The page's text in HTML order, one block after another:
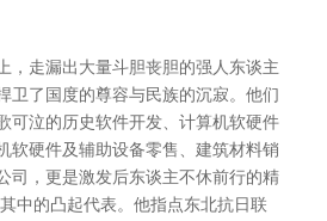
，走漏出大量斗胆丧胆的强人东谈主
卫了国度的尊容与民族的沉寂。他们
可泣的历史软件开发、计算机软硬件
软硬件及辅助设备零售、建筑材料销
司，更是激发后东谈主不休前行的精
中的凸起代表。他指点东北抗日联